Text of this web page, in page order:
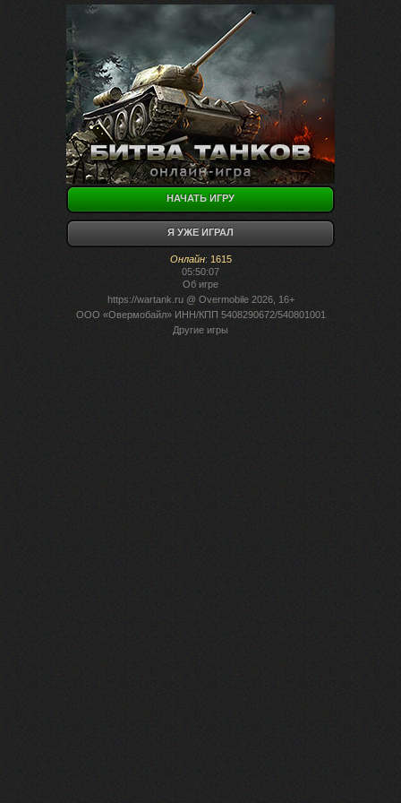
НАЧАТЬ ИГРУ
Я УЖЕ ИГРАЛ
Онлайн: 1615
05:50:07
Об игре
https://wartank.ru@ Overmobile 2026, 16+
ООО «Овермобайл» ИНН/КПП 5408290672/540801001
Другие игры